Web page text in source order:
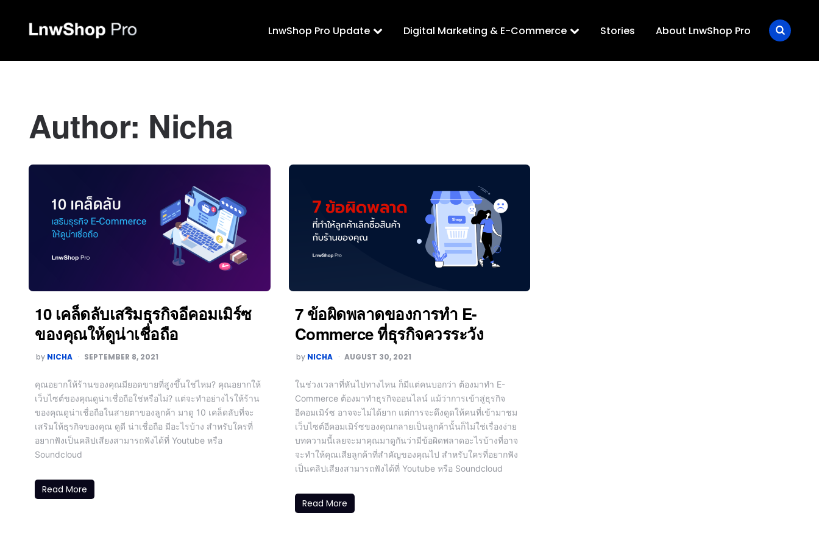
LnwShop Pro Update Digital Marketing & E-Commerce Stories About LnwShop Pro
Author: Nicha
10 เคล็ดลับเสริมธุรกิจอีคอมเมิร์ซ
ของคุณให้ดูน่าเชื่อถือ
by NICHA SEPTEMBER 8, 2021
คุณอยากให้ร้านของคุณมียอดขายที่สูงขึ้นใช่ไหม? คุณอยากให้
เว็บไซต์ของคุณดูน่าเชื่อถือใช่หรือไม่? แต่จะทำอย่างไรให้ร้าน
ของคุณดูน่าเชื่อถือในสายตาของลูกค้า มาดู 10 เคล็ดลับที่จะ
เสริมให้ธุรกิจของคุณ ดูดี น่าเชื่อถือ มีอะไรบ้าง สำหรับใครที่
อยากฟังเป็นคลิปเสียงสามารถฟังได้ที่ Youtube หรือ
Soundcloud
Read More
7 ข้อผิดพลาดของการทำ E-
Commerce ที่ธุรกิจควรระวัง
by NICHA AUGUST 30, 2021
ในช่วงเวลาที่หันไปทางไหน ก็มีแต่คนบอกว่า ต้องมาทำ E-
Commerce ต้องมาทำธุรกิจออนไลน์ แม้ว่าการเข้าสู่ธุรกิจ
อีคอมเมิร์ซ อาจจะไม่ได้ยาก แต่การจะดึงดูดให้คนที่เข้ามาชม
เว็บไซต์อีคอมเมิร์ซของคุณกลายเป็นลูกค้านั้นก็ไม่ใช่เรื่องง่าย
บทความนี้เลยจะมาคุณมาดูกันว่ามีข้อผิดพลาดอะไรบ้างที่อาจ
จะทำให้คุณเสียลูกค้าที่สำคัญของคุณไป สำหรับใครที่อยากฟัง
เป็นคลิปเสียงสามารถฟังได้ที่ Youtube หรือ Soundcloud
Read More